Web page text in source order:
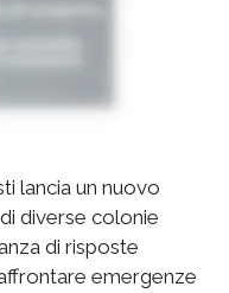
lancia un nuovo
diverse colonie
di risposte
emergenze